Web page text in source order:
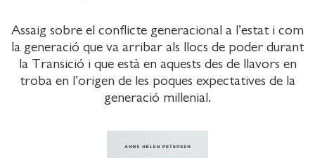
Assaig sobre el conflicte generacional a l’estat i com
la generació que va arribar als llocs de poder durant
la Transició i que està en aquests des de llavors en
troba en l’origen de les poques expectatives de la
generació millenial.